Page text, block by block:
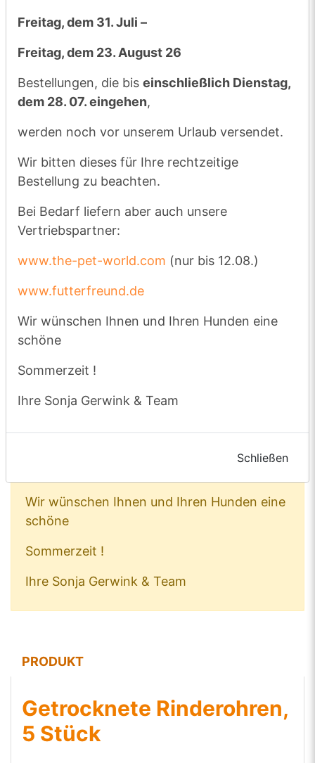
Wir bitten um Ihr Verständnis zum Wohle
Ihres Hundes
Sommerferien !
Wir machen Urlaub vom:
Freitag, dem 31. Juli –
Freitag, dem 23. August 26
Dienstag, dem 28. 07. eingehen
werden noch vor unserem Urlaub
versendet.
Wir bitten dieses für Ihre rechtzeitige
Bestellung zu beachten.
Bei Bedarf liefern aber auch unsere
Vertriebspartner:
Wir wünschen Ihnen und Ihren Hunden eine
schöne
Sommerzeit !
Ihre Sonja Gerwink & Team
PRODUKT
Getrocknete Rinderohren,
5 Stück
Freitag, dem 31. Juli –
Freitag, dem 23. August 26
Bestellungen, die bis einschließlich Dienstag,
dem 28. 07. eingehen,
werden noch vor unserem Urlaub versendet.
Wir bitten dieses für Ihre rechtzeitige
Bestellung zu beachten.
Bei Bedarf liefern aber auch unsere
Vertriebspartner:
www.the-pet-world.com (nur bis 12.08.)
www.futterfreund.de
Wir wünschen Ihnen und Ihren Hunden eine
schöne
Sommerzeit !
Ihre Sonja Gerwink & Team
Schließen